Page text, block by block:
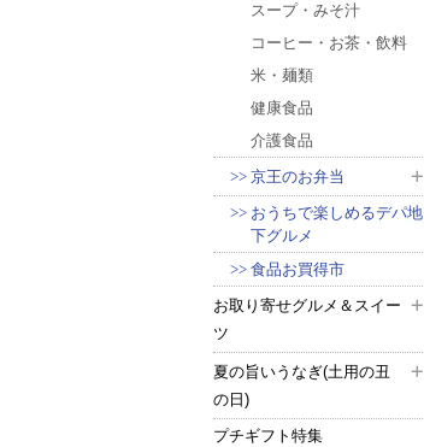
スープ・みそ汁
コーヒー・お茶・飲料
米・麺類
健康食品
介護食品
京王のお弁当
おうちで楽しめるデパ地
下グルメ
食品お買得市
お取り寄せグルメ＆スイー
ツ
夏の旨いうなぎ(土用の丑
の日)
プチギフト特集